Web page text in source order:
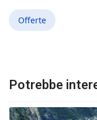
Offerte
Potrebbe